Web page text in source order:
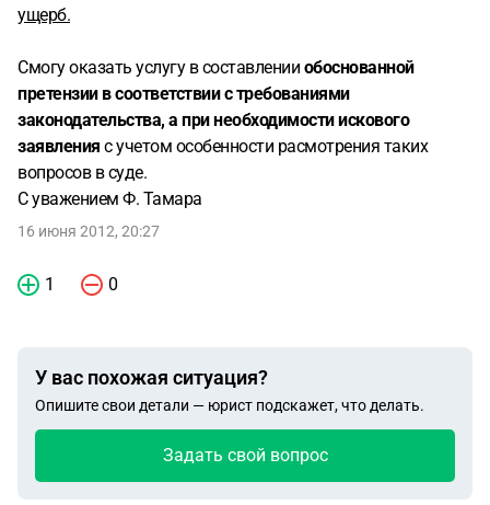
ущерб.
Смогу оказать услугу в составлении обоснованной
претензии в соответствии с требованиями
законодательства, а при необходимости искового
заявления с учетом особенности расмотрения таких
вопросов в суде.
С уважением Ф. Тамара
16 июня 2012, 20:27
1 0
У вас похожая ситуация?
Опишите свои детали — юрист подскажет, что делать.
Задать свой вопрос